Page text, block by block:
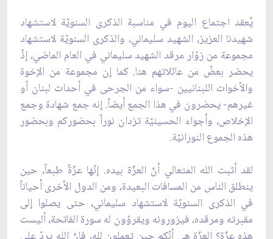
يُعقد اجتماع اليوم في مناسبة الذكرى السنويّة لاستشهاد
شهيدنا العزيز، الشهيد سليماني، والذكرى السنويّة لاستشهاد
مجموعة من زوّار مرقد الشهيد سليماني في العام الماضي، إذْ
يحضر بعضٌ من عائلاتهم هنا. كما إن مجموعة من الإخوة
والأخوات اللبنانيين -سواء من الجرحى في أحداث لبنان أو
غيرهم- يحضرون في هذا الجمع أيضاً. إنه جمع شهادة وجمع
الإخلاص، وأجواء الحسينيّة تزدان نوراً بحضوركم وبحضور
هذه الجموع النورانيّة.
لقد أثبت الله المتعالي أنّ العزّة بيده. إنّها عزّةٌ طبعاً، حين
ينطلق الناس من المسافات البعيدة، ومن الدول الأخرى أحياناً
في الذكرى السنويّة لاستشهاد سليماني، حتى يصلوا إلى
مقبرته ومرقده، فيزورونه ويقرؤون له سورة الفاتحة، أليست